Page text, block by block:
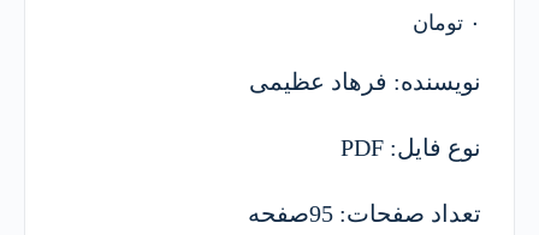
۰ تومان
نویسنده: فرهاد عظیمی
نوع فایل: PDF
تعداد صفحات: 95صفحه